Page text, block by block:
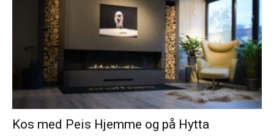
Kos med Peis Hjemme og på Hytta